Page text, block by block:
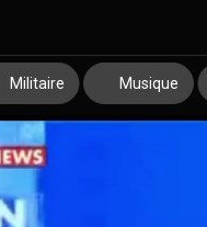
Militaire Musique